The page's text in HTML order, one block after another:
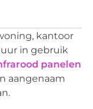
kantoor
in gebruik
panelen
aangenaam